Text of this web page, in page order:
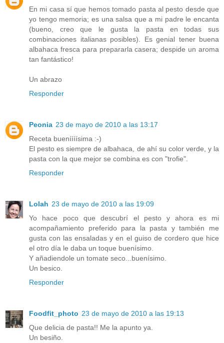
En mi casa sí que hemos tomado pasta al pesto desde que
yo tengo memoria; es una salsa que a mi padre le encanta
(bueno, creo que le gusta la pasta en todas sus
combinaciones italianas posibles). Es genial tener buena
albahaca fresca para prepararla casera; despide un aroma
tan fantástico!
Un abrazo
Responder
Peonia 23 de mayo de 2010 a las 13:17
Receta bueníííísima :-)
El pesto es siempre de albahaca, de ahí su color verde, y la
pasta con la que mejor se combina es con "trofie".
Responder
Lolah 23 de mayo de 2010 a las 19:09
Yo hace poco que descubrí el pesto y ahora es mi
acompañamiento preferido para la pasta y también me
gusta con las ensaladas y en el guiso de cordero que hice
el otro día le daba un toque buenísimo.
Y añadiendole un tomate seco...buenísimo.
Un besico.
Responder
Foodfit_photo 23 de mayo de 2010 a las 19:13
Que delicia de pasta!! Me la apunto ya.
Un besiño.